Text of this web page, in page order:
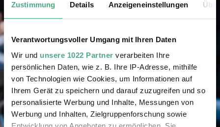
Zustimmung Details Anzeigeneinstellungen
Verantwortungsvoller Umgang mit Ihren Daten
Wir und unsere 1022 Partner verarbeiten Ihre
persönlichen Daten, wie z. B. Ihre IP-Adresse, mithilfe
von Technologien wie Cookies, um Informationen auf
Ihrem Gerät zu speichern und darauf zuzugreifen und so
personalisierte Werbung und Inhalte, Messungen von
Werbung und Inhalten, Zielgruppenforschung sowie